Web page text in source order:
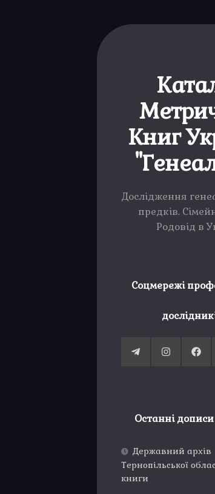
Книг
Дослідження
предків.
Родовід в
Соцмережі
Останні дописи
Державний архів
Тернопільської
книги